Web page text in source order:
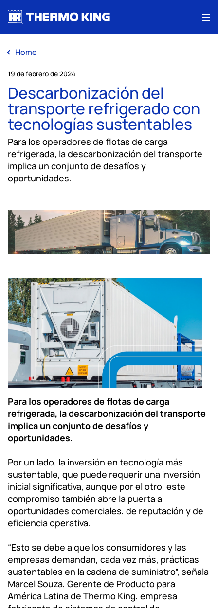
Home
19 de febrero de 2024
Descarbonización del
transporte refrigerado con
tecnologías sustentables
Para los operadores de flotas de carga
refrigerada, la descarbonización del transporte
implica un conjunto de desafíos y
oportunidades.
Para los operadores de flotas de carga
refrigerada, la descarbonización del transporte
implica un conjunto de desafíos y
oportunidades.
Por un lado, la inversión en tecnología más
sustentable, que puede requerir una inversión
inicial significativa, aunque por el otro, este
compromiso también abre la puerta a
oportunidades comerciales, de reputación y de
eficiencia operativa.
“Esto se debe a que los consumidores y las
empresas demandan, cada vez más, prácticas
sustentables en la cadena de suministro”, señala
Marcel Souza, Gerente de Producto para
América Latina de Thermo King, empresa